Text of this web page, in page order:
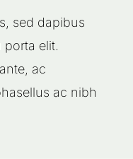
sed dapibus
elit.
ac
ac nibh